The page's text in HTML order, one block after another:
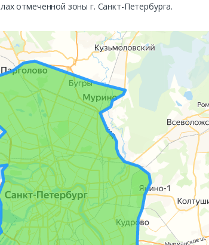
отмеченной зоны г. Санкт-Петербурга.